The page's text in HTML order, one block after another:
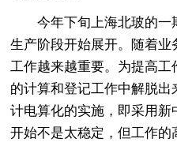
今年下旬上海北玻的一
生产阶段开始展开。随着
工作越来越重要。为提高
的计算和登记工作中解脱
计电算化的实施，即采用
开始不是太稳定，但工作